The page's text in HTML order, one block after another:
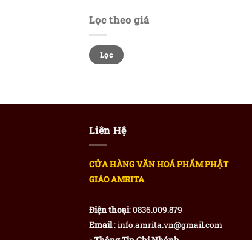
Lọc theo giá
Giá
thấp
nhất
Giá
cao
nhất
Lọc
Liên Hệ
CỬA HÀNG VĂN HOÁ PHẨM PHẬT
GIÁO AMRITA
Điện thoại: 0836.009.879
Email: info.amrita.vn@gmail.com